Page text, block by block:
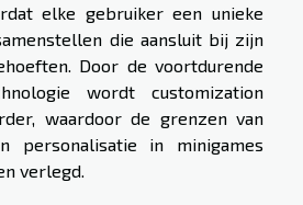
elke gebruiker een unieke
die aansluit bij zijn
Door de voortdurende
wordt customization
waardoor de grenzen van
personalisatie in minigames
verlegd.